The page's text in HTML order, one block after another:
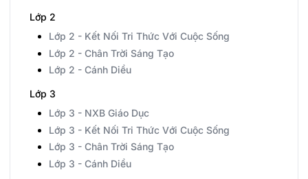
Lớp 2
Lớp 2 - Kết Nối Tri Thức Với Cuộc Sống
Lớp 2 - Chân Trời Sáng Tạo
Lớp 2 - Cánh Diều
Lớp 3
Lớp 3 - NXB Giáo Dục
Lớp 3 - Kết Nối Tri Thức Với Cuộc Sống
Lớp 3 - Chân Trời Sáng Tạo
Lớp 3 - Cánh Diều